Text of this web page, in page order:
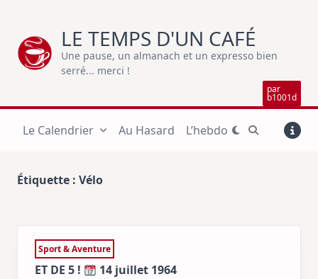
content
LE TEMPS D'UN CAFÉ
Une pause, un almanach et un expresso bien
serré... merci !
par
b1001d
Le Calendrier Au Hasard L’hebdo
Étiquette : Vélo
Sport & Aventure
ET DE 5 !
14 juillet 1964